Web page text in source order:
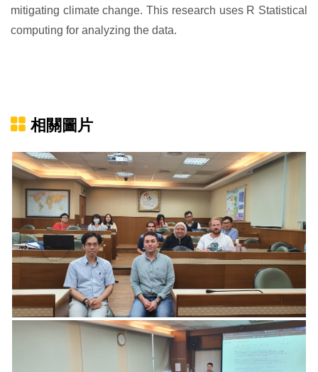
mitigating climate change. This research uses R Statistical
computing for analyzing the data.
相關圖片